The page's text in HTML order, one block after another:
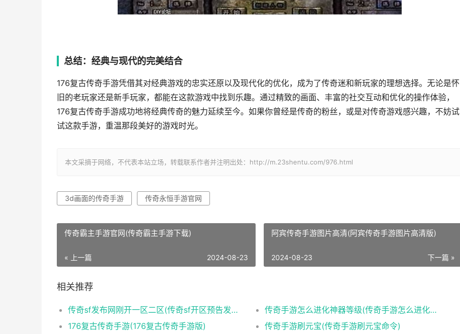
总结：经典与现代的完美结合
176复古传奇手游凭借其对经典游戏的忠实还原以及现代化的优化，成为了传奇迷和新玩家的理想选择。无论是怀
旧的老玩家还是新手玩家，都能在这款游戏中找到乐趣。通过精致的画面、丰富的社交互动和优化的操作体验，
176复古传奇手游成功地将经典传奇的魅力延续至今。如果你曾经是传奇的粉丝，或是对传奇游戏感兴趣，不妨试
试这款手游，重温那段美好的游戏时光。
本文采摘于网络，不代表本站立场，转载联系作者并注明出处：http://m.23shentu.com/976.html
3d画面的传奇手游 传奇永恒手游官网
传奇霸主手游官网(传奇霸主手游下载)
« 上一篇 2024-08-23
阿宾传奇手游图片高清(阿宾传奇手游图片高清版)
下一篇 »
2024-08-23
相关推荐
传奇sf发布网刚开一区二区(传奇sf开区预告发布网)
传奇手游怎么进化神器等级(传奇手游怎么进化神器等级高)
176复古传奇手游(176复古传奇手游版)
传奇手游刷元宝(传奇手游刷元宝命令)